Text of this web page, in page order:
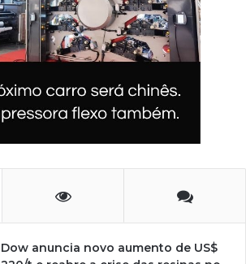
Dow anuncia novo aumento de US$